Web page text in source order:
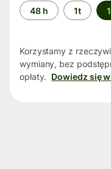
Przedział
czasu
48 h 1t
Korzystamy z
wymiany, bez
opłaty. Dowiedz się